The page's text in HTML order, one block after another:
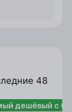
48
дешёвый с